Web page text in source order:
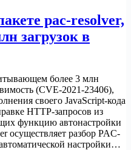
pac-resolver,
загрузок в
более 3 млн
(CVE-2021-23406),
своего JavaScript-кода
HTTP-запросов из
функцию автонастройки
осуществляет разбор PAC-
настройки…